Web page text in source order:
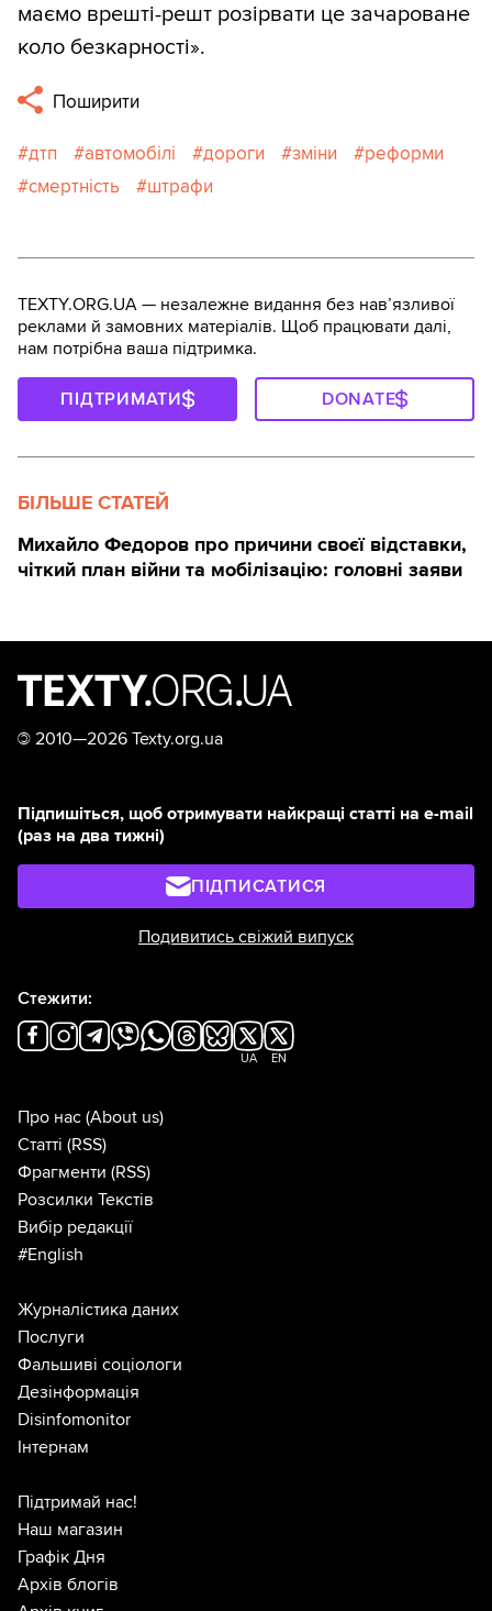
маємо врешті-решт розірвати це зачароване
коло безкарності».
Поширити
дтп автомобілі дороги зміни
реформи
смертність
штрафи
TEXTY.ORG.UA — незалежне видання без навʼязливої
реклами й замовних матеріалів. Щоб працювати далі,
нам потрібна ваша підтримка.
ПІДТРИМАТИ DONATE
БІЛЬШЕ СТАТЕЙ
Михайло Федоров про причини своєї відставки,
чіткий план війни та мобілізацію: головні заяви
© 2010—2026 Texty.org.ua
Підпишіться, щоб отримувати найкращі статті на e-mail
(раз на два тижні)
ПІДПИСАТИСЯ
Подивитись свіжий випуск
Стежити:
UA EN
Про нас (About us)
Статті (RSS)
Фрагменти (RSS)
Розсилки Текстів
Вибір редакції
#English
Журналістика даних
Послуги
Фальшиві соціологи
Дезінформація
Disinfomonitor
Інтернам
Підтримай нас!
Наш магазин
Графік Дня
Архів блогів